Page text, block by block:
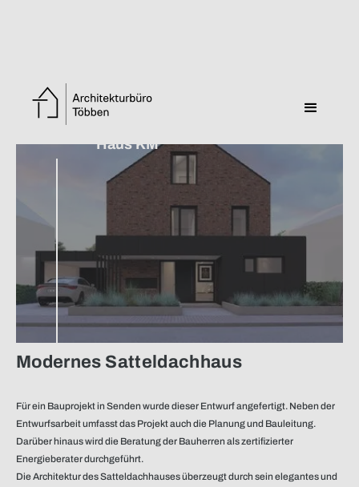
Zurück zur Übersicht
Haus KM
Modernes Satteldachhaus
Für ein Bauprojekt in Senden wurde dieser Entwurf angefertigt. Neben der
Entwurfsarbeit umfasst das Projekt auch die Planung und Bauleitung.
Darüber hinaus wird die Beratung der Bauherren als zertifizierter
Energieberater durchgeführt.
Die Architektur des Satteldachhauses überzeugt durch sein elegantes und